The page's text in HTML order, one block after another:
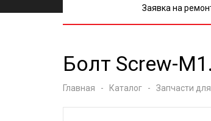
Заявка на
Болт Screw-
Главная - Каталог - Запчасти